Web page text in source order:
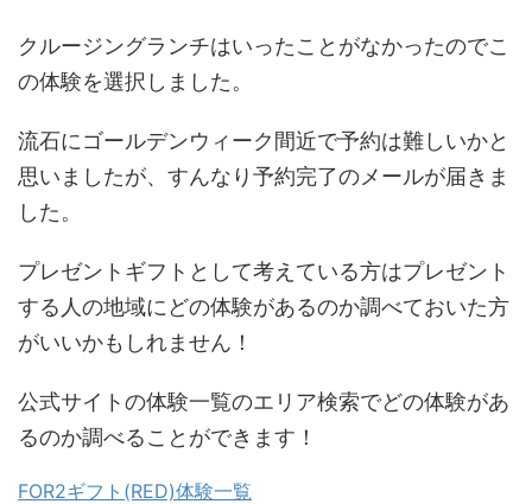
クルージングランチはいったことがなかったのでこ
の体験を選択しました。
流石にゴールデンウィーク間近で予約は難しいかと
思いましたが、すんなり予約完了のメールが届きま
した。
プレゼントギフトとして考えている方はプレゼント
する人の地域にどの体験があるのか調べておいた方
がいいかもしれません！
公式サイトの体験一覧のエリア検索でどの体験があ
るのか調べることができます！
FOR2ギフト(RED)体験一覧